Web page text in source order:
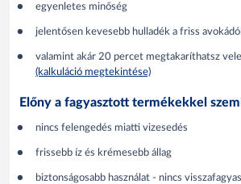
egyenletes minőség
jelentősen kevesebb hulladék a friss
valamint akár 20 percet megtakaríthatsz
(kalkuláció megtekintése)
Előny a fagyasztott termékekkel
nincs felengedés miatti vizesedés
frissebb íz és krémesebb állag
biztonságosabb használat - nincs